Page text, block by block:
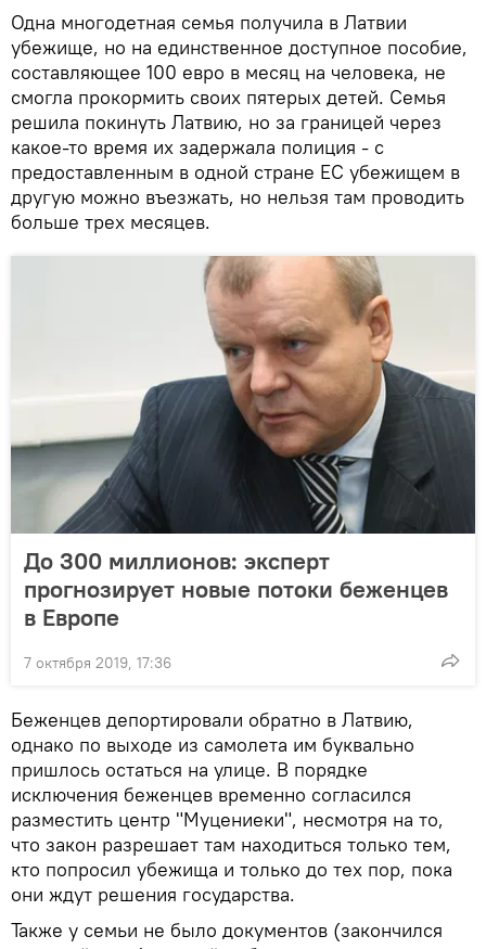
Одна многодетная семья получила в Латвии
убежище, но на единственное доступное пособие,
составляющее 100 евро в месяц на человека, не
смогла прокормить своих пятерых детей. Семья
решила покинуть Латвию, но за границей через
какое-то время их задержала полиция - с
предоставленным в одной стране ЕС убежищем в
другую можно въезжать, но нельзя там проводить
больше трех месяцев.
До 300 миллионов: эксперт
прогнозирует новые потоки беженцев
в Европе
7 октября 2019, 17:36
Беженцев депортировали обратно в Латвию,
однако по выходе из самолета им буквально
пришлось остаться на улице. В порядке
исключения беженцев временно согласился
разместить центр "Муцениеки", несмотря на то,
что закон разрешает там находиться только тем,
кто попросил убежища и только до тех пор, пока
они ждут решения государства.
Также у семьи не было документов (закончился